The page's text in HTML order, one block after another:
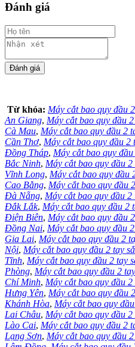
Đánh giá
Từ khóa: Máy cắt bao quy đầu
An Giang, Máy cắt bao quy đầu
Cà Mau, Máy cắt bao quy đầu 2
Cần Thơ, Máy cắt bao quy đầu 2
Đồng Tháp, Máy cắt bao quy
Bắc Ninh, Máy cắt bao quy đầu
Vĩnh Long, Máy cắt bao quy đầu
Cao Bằng, Máy cắt bao quy đầu
Đà Nẵng, Máy cắt bao quy đầu
Đắk Lắk, Máy cắt bao quy đầu 2
Điện Biên, Máy cắt bao quy đầu
Đồng Nai, Máy cắt bao quy đầu
Gia Lai, Máy cắt bao quy đầu 2
Nội, Máy cắt bao quy đầu 2 tay
Tĩnh, Máy cắt bao quy đầu 2 tay
Phòng, Máy cắt bao quy đầu 2
Chí Minh, Máy cắt bao quy đầu
Hưng Yên, Máy cắt bao quy đầu
Khánh Hòa, Máy cắt bao quy
Lai Châu, Máy cắt bao quy đầu
Lào Cai, Máy cắt bao quy đầu 2
Lạng Sơn, Máy cắt bao quy đầu